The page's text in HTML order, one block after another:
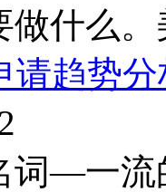
做什么
请趋势
词—一流